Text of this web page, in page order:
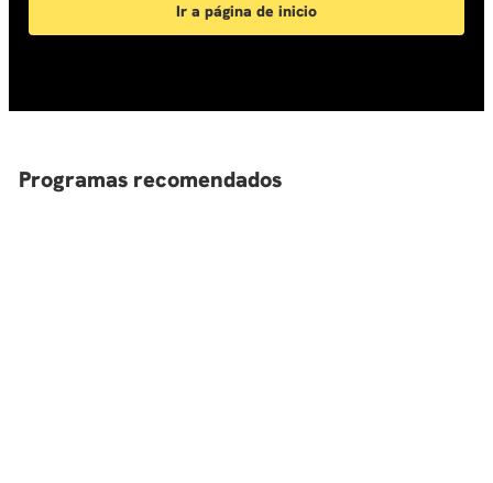
Ir a página de inicio
Programas recomendados
9